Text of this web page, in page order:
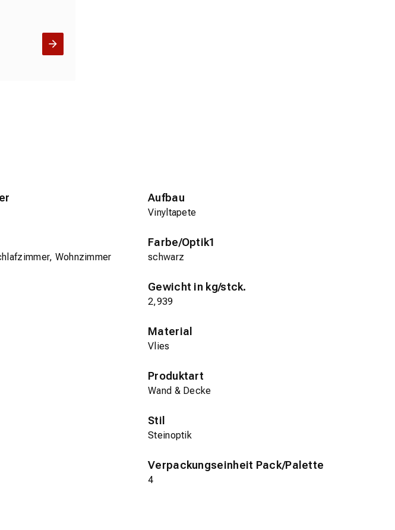
Aufbau
Vinyltapete
Wohnzimmer
Farbe/Optik1
schwarz
Gewicht in kg/stck.
2,939
Material
Vlies
Produktart
Wand & Decke
Stil
Steinoptik
Verpackungseinheit Pack/Palette
4